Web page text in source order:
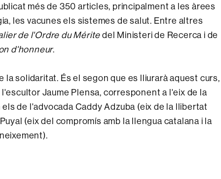
més de 350 articles, principalment a les àrees
les vacunes els sistemes de salut. Entre altres
de l'Ordre du Méritedel Ministeri de Recerca i de
d'honneur.
la solidaritat. És el segon que es lliurarà aquest curs,
l'escultor Jaume Plensa, corresponent a l'eix de la
de l'advocada Caddy Adzuba (eix de la llibertat
(eix del compromís amb la llengua catalana i la